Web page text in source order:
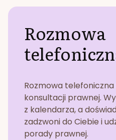
Rozmowa
Rozmowa
konsultacji prawnej.
z kalendarza, a
zadzwoni do Ciebie i
porady prawnej.